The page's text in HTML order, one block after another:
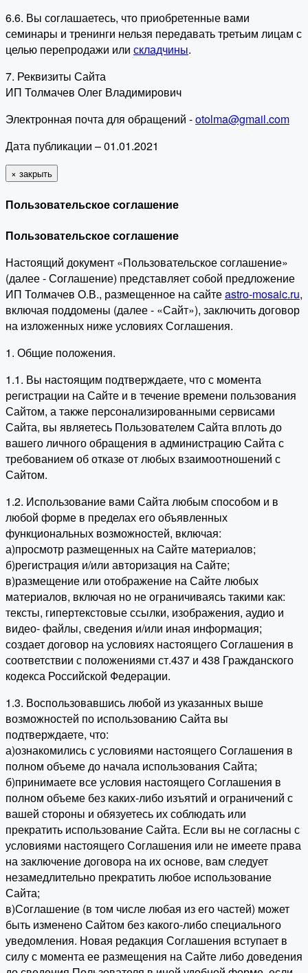
6.6. Вы соглашаетесь, что приобретенные вами
семинары и тренинги нельзя передавать третьим лицам с
целью перепродажи или складчины.
7. Реквизиты Сайта
ИП Толмачев Олег Владимирович
Электронная почта для обращений -otolma@gmail.com
Дата публикации – 01.01.2021
× закрыть
Пользовательское соглашение
Пользовательское соглашение
Настоящий документ «Пользовательское соглашение»
(далее - Соглашение) представляет собой предложение
ИП Толмачев О.В., размещенное на сайтеastro-mosaic.ru,
включая поддомены (далее - «Сайт»), заключить договор
на изложенных ниже условиях Соглашения.
1. Общие положения.
1.1. Вы настоящим подтверждаете, что с момента
регистрации на Сайте и в течение времени пользования
Сайтом, а также персонализированными сервисами
Сайта, вы являетесь Пользователем Сайта вплоть до
вашего личного обращения в администрацию Сайта с
требованием об отказе от любых взаимоотношений с
Сайтом.
1.2. Использование вами Сайта любым способом и в
любой форме в пределах его объявленных
функциональных возможностей, включая:
а)просмотр размещенных на Сайте материалов;
б)регистрация и/или авторизация на Сайте;
в)размещение или отображение на Сайте любых
материалов, включая но не ограничиваясь такими как:
тексты, гипертекстовые ссылки, изображения, аудио и
видео- файлы, сведения и/или иная информация;
создает договор на условиях настоящего Соглашения в
соответствии с положениями ст.437 и 438 Гражданского
кодекса Российской Федерации.
1.3. Воспользовавшись любой из указанных выше
возможностей по использованию Сайта вы
подтверждаете, что:
а)ознакомились с условиями настоящего Соглашения в
полном объеме до начала использования Сайта;
б)принимаете все условия настоящего Соглашения в
полном объеме без каких-либо изъятий и ограничений с
вашей стороны и обязуетесь их соблюдать или
прекратить использование Сайта. Если вы не согласны с
условиями настоящего Соглашения или не имеете права
на заключение договора на их основе, вам следует
незамедлительно прекратить любое использование
Сайта;
в)Соглашение (в том числе любая из его частей) может
быть изменено Сайтом без какого-либо специального
уведомления. Новая редакция Соглашения вступает в
силу с момента ее размещения на Сайте либо доведения